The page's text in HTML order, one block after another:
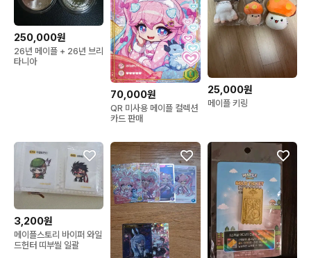
250,000원
26년 메이플 + 26년 브리
타니아
70,000원
QR 미사용 메이플 컬렉션
카드 판매
25,000원
메이플 키링
3,200원
메이플스토리 바이퍼 와일
드헌터 띠부씰 일괄